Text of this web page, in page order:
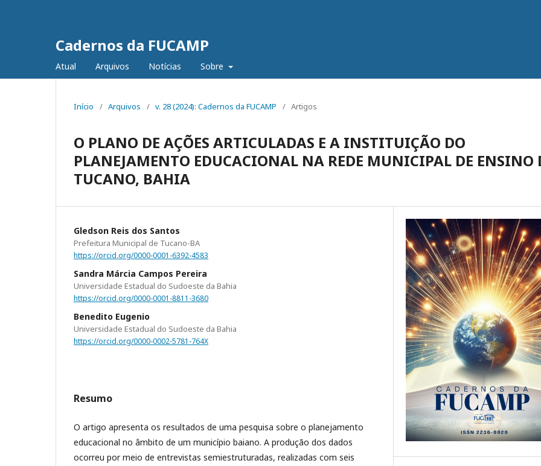
Cadernos da FUCAMP
Atual Arquivos Notícias Sobre
Início / Arquivos / v. 28 (2024): Cadernos da FUCAMP / Artigos
O PLANO DE AÇÕES ARTICULADAS E A INSTITUIÇÃO DO
PLANEJAMENTO EDUCACIONAL NA REDE MUNICIPAL DE ENSINO
TUCANO, BAHIA
Gledson Reis dos Santos
Prefeitura Municipal de Tucano-BA
https://orcid.org/0000-0001-6392-4583
Sandra Márcia Campos Pereira
Universidade Estadual do Sudoeste da Bahia
https://orcid.org/0000-0001-8811-3680
Benedito Eugenio
Universidade Estadual do Sudoeste da Bahia
https://orcid.org/0000-0002-5781-764X
Resumo
O artigo apresenta os resultados de uma pesquisa sobre o planejamento
educacional no âmbito de um município baiano. A produção dos dados
ocorreu por meio de entrevistas semiestruturadas, realizadas com seis